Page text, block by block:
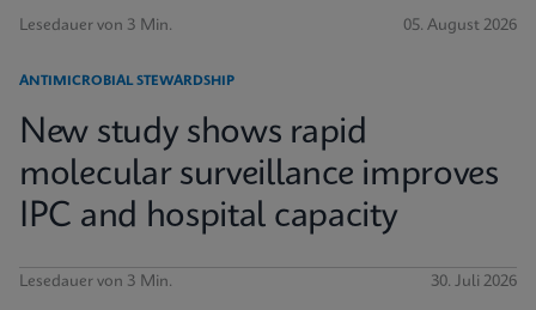
Lesedauer von 3 Min. 05. August 2026
ANTIMICROBIAL STEWARDSHIP
New study shows rapid
molecular surveillance improves
IPC and hospital capacity
Lesedauer von 3 Min. 30. Juli 2026